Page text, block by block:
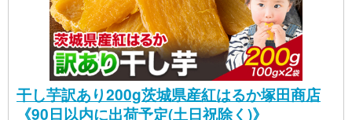
干し芋訳あり200g茨城県産紅はるか塚田商店
《90日以内に出荷予定(土日祝除く)》